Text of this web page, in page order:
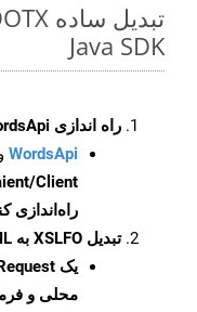
Java SDK
راه اندازی WordsApi و CellsApi
WordsApi
راه‌اندازی
تبدیل XSLFO به HTML با WordsApi
یک